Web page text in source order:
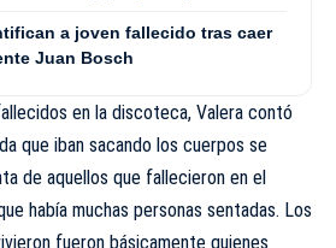
a joven fallecido tras caer
Juan Bosch
en la discoteca, Valera contó
que iban sacando los cuerpos se
de aquellos que fallecieron en el
había muchas personas sentadas. Los
fueron básicamente quienes